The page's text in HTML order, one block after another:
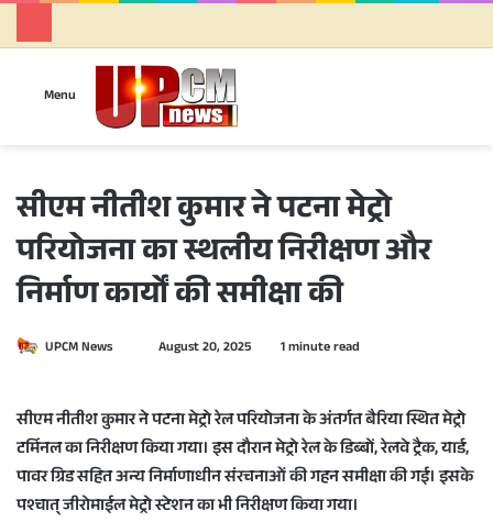
Menu
सीएम नीतीश कुमार ने पटना मेट्रो
परियोजना का स्थलीय निरीक्षण और
निर्माण कार्यों की समीक्षा की
UPCM News
d
a
n
e
August 20, 2025 1 minute read
सीएम नीतीश कुमार ने पटना मेट्रो रेल परियोजना के अंतर्गत बैरिया स्थित मेट्रो
टर्मिनल का निरीक्षण किया गया। इस दौरान मेट्रो रेल के डिब्बों, रेलवे ट्रैक, यार्ड,
पावर ग्रिड सहित अन्य निर्माणाधीन संरचनाओं की गहन समीक्षा की गई। इसके
पश्चात् जीरोमाईल मेट्रो स्टेशन का भी निरीक्षण किया गया।